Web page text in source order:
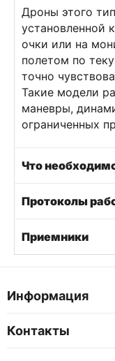
Дроны этого
установленной
очки или на
полетом по
точно
Такие модели
маневры,
ограниченных
Что
Протоколы
Приемники
Информация
Контакты